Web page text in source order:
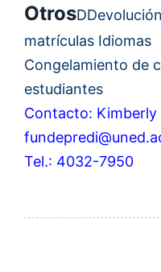
OtrosD
matrículas Idiomas
Congelamiento de
estudiantes
Contacto: Kimberly
Tel.: 4032-7950